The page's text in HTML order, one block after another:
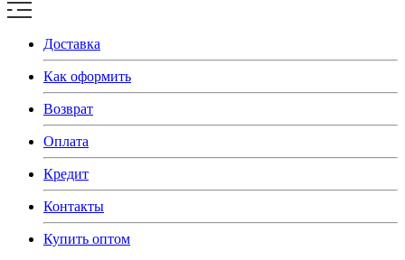
Доставка
Как оформить
Возврат
Оплата
Кредит
Контакты
Купить оптом